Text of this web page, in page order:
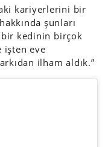
kariyerlerini bir
şunları
kedinin birçok
işten eve
ilham aldık.”